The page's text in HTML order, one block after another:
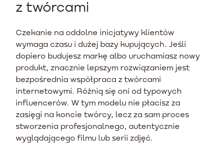
z twórcami
Czekanie na oddolne inicjatywy klientów
wymaga czasu i dużej bazy kupujących. Jeśli
dopiero budujesz markę albo uruchamiasz nowy
produkt, znacznie lepszym rozwiązaniem jest
bezpośrednia współpraca z twórcami
internetowymi. Różnią się oni od typowych
influencerów. W tym modelu nie płacisz za
zasięgi na koncie twórcy, lecz za sam proces
stworzenia profesjonalnego, autentycznie
wyglądającego filmu lub serii zdjęć.